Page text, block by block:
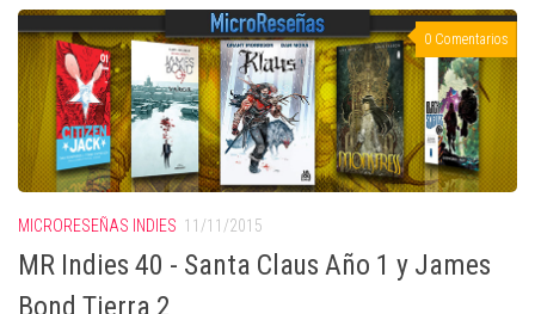
0 Comentarios
MICRORESEÑAS INDIES 11/11/2015
MR Indies 40 - Santa Claus Año 1 y James
Bond Tierra 2